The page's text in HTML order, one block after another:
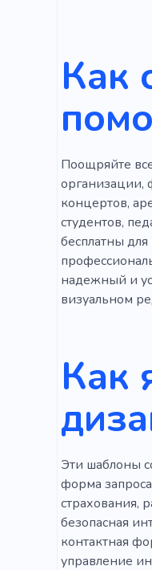
Вещи
Оценка
Товарный
Управление
Как
Поощряйте
организации,
концертов,
студентов,
бесплатны
надежный и
визуальном
Как
Эти шаблоны
форма
страхования,
безопасная
контактная
управление